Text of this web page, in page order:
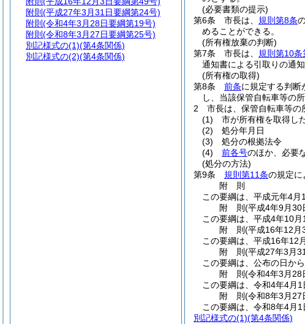
(必要書類の提示)
第6条
市長は、 規則第8条
めることができる。
(所有権放棄の判断)
第7条
市長は、 規則第10条
通知書による引取りの通
(所有権の取得)
第8条
前条に規定する判断
し、当該保管自転車等の
2
市長は、保管自転車等の
(1)
市が所有権を取得し
(2)
処分年月日
(3)
処分の根拠法令
(4)
前各号のほか、必要
(処分の方法)
第9条
規則第11条の規定に
附 則
この要綱は、平成元年4月
附 則(平成4年9月30
この要綱は、平成4年10月
附 則(平成16年12月
この要綱は、平成16年12
附 則(平成27年3月
この要綱は、公布の日から
附 則(令和4年3月28
この要綱は、令和4年4月1
附 則(令和8年3月27
この要綱は、令和8年4月1
別記様式の(1)(第4条関係)
附則 (平成27年3月31日要綱第24号)
附則 (令和4年3月28日要綱第19号)
附則 (令和8年3月27日要綱第25号)
別記様式の(1)(第4条関係)
別記様式の(2)(第4条関係)